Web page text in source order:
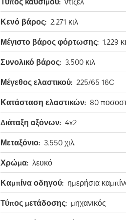
Κενό βάρος: 2.271 κιλ
Μέγιστο βάρος φόρτωσης: 1.229
Συνολικό βάρος: 3.500 κιλ
Μέγεθος ελαστικού: 225/65 16C
Κατάσταση ελαστικών: 80
Διάταξη αξόνων: 4x2
Μεταξόνιο: 3.550 χιλ.
Χρώμα: λευκό
Καμπίνα οδηγού: ημερήσια
Τύπος μετάδοσης: μηχανικός